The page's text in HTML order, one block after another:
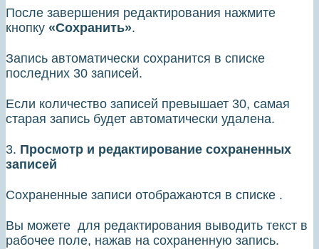
После завершения редактирования нажмите
кнопку «Сохранить».
Запись автоматически сохранится в списке
последних 30 записей.
Если количество записей превышает 30, самая
старая запись будет автоматически удалена.
3. Просмотр и редактирование сохраненных
записей
Сохраненные записи отображаются в списке .
Вы можете для редактирования выводить текст в
рабочее поле, нажав на сохраненную запись.